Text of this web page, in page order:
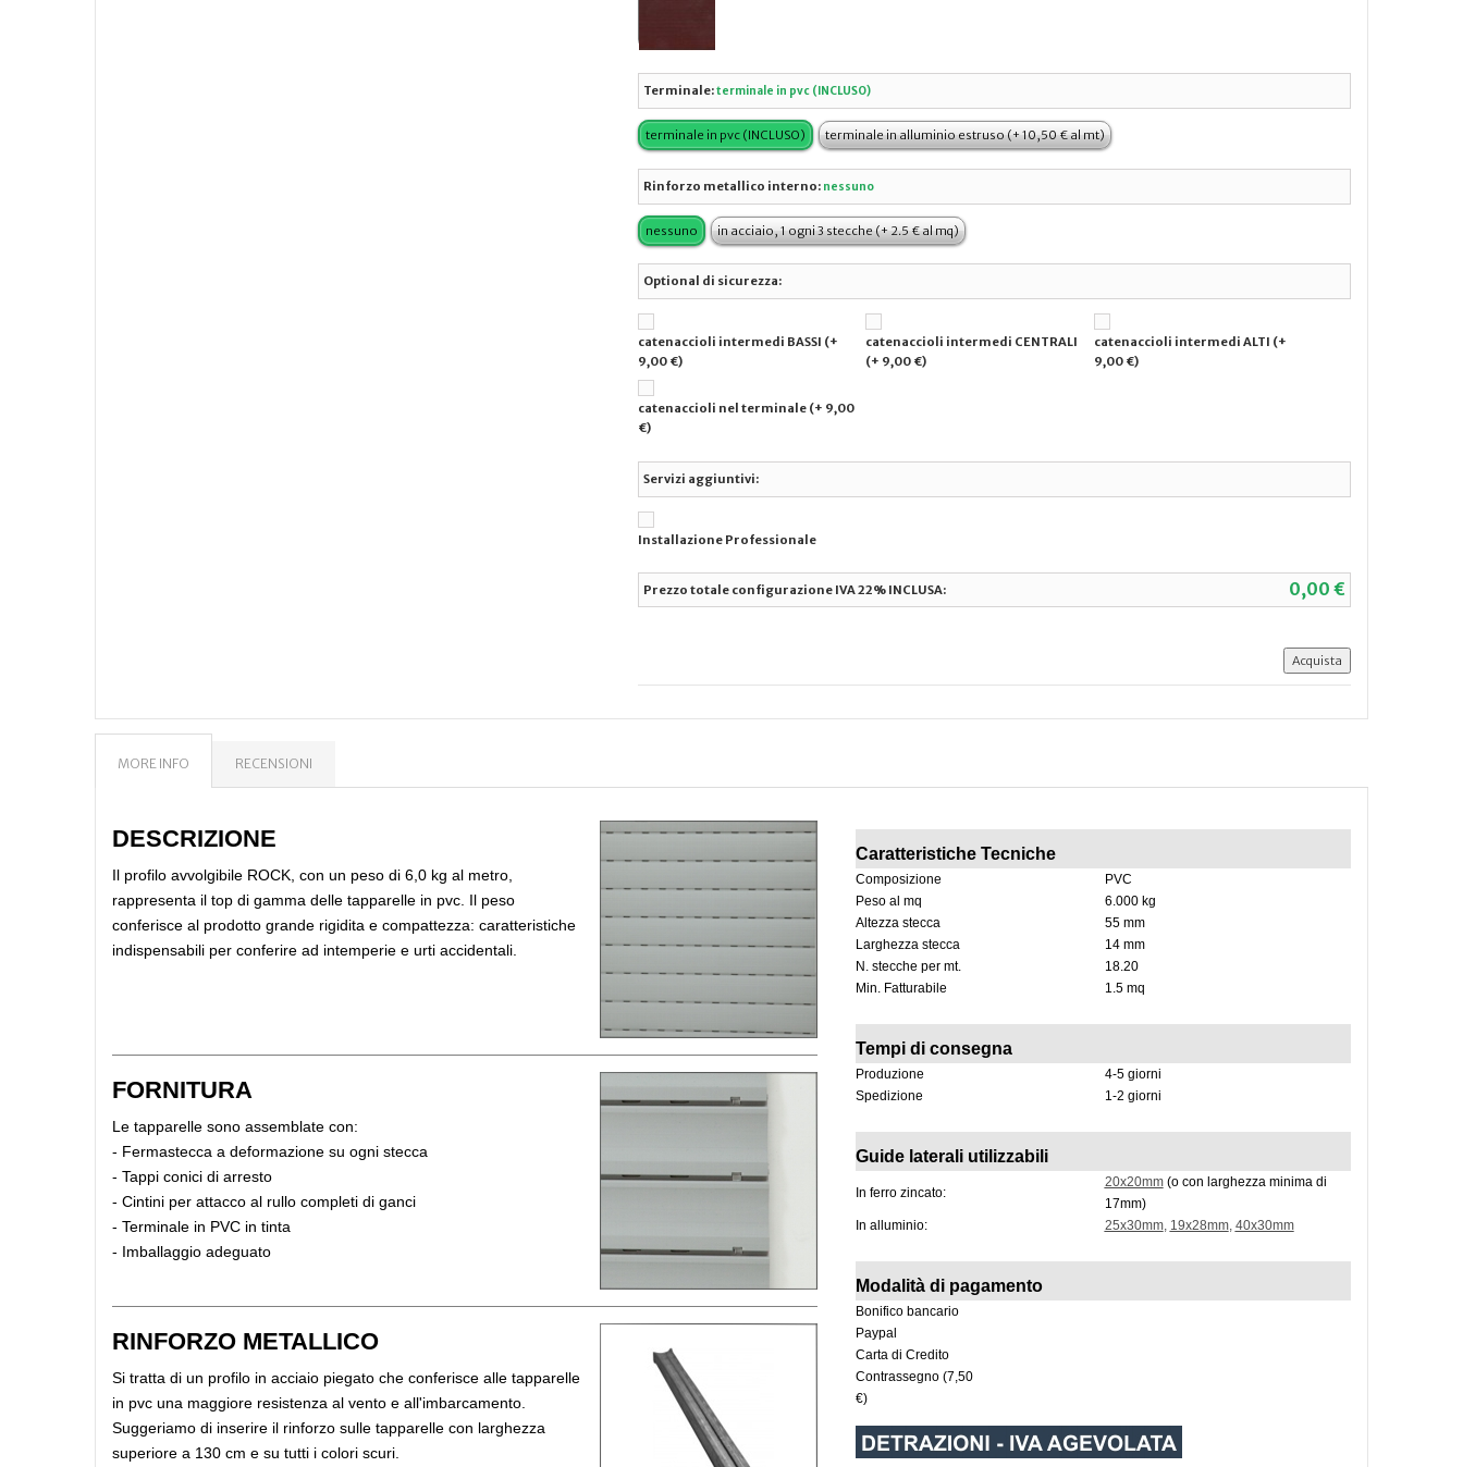
Terminale:terminale in pvc (INCLUSO)
terminale in pvc (INCLUSO) terminale in alluminio estruso (+ 10,50 € al mt)
Rinforzo metallico interno: nessuno
nessuno in acciaio, 1 ogni 3 stecche (+ 2.5 € al mq)
Optional di sicurezza:
catenaccioli intermedi BASSI (+
9,00 €)
catenaccioli intermedi CENTRALI
(+ 9,00 €)
catenaccioli intermedi ALTI (+
9,00 €)
catenaccioli nel terminale (+ 9,00
€)
Servizi aggiuntivi:
Installazione Professionale
Prezzo totale configurazione IVA 22% INCLUSA: 0,00 €
MORE INFO RECENSIONI
DESCRIZIONE
Il profilo avvolgibile ROCK, con un peso di 6,0 kg al metro,
rappresenta il top di gamma delle tapparelle in pvc. Il peso
conferisce al prodotto grande rigidita e compattezza: caratteristiche
indispensabili per conferire ad intemperie e urti accidentali.
FORNITURA
Le tapparelle sono assemblate con:
- Fermastecca a deformazione su ogni stecca
- Tappi conici di arresto
- Cintini per attacco al rullo completi di ganci
- Terminale in PVC in tinta
- Imballaggio adeguato
RINFORZO METALLICO
Si tratta di un profilo in acciaio piegato che conferisce alle tapparelle
in pvc una maggiore resistenza al vento e all'imbarcamento.
Suggeriamo di inserire il rinforzo sulle tapparelle con larghezza
superiore a 130 cm e su tutti i colori scuri.
Caratteristiche Tecniche
Composizione
PVC
Peso al mq
6.000 kg
Altezza stecca
55 mm
Larghezza stecca
14 mm
N. stecche per mt.
18.20
Min. Fatturabile
1.5 mq
Tempi di consegna
Produzione
4-5 giorni
Spedizione
1-2 giorni
Guide laterali utilizzabili
In ferro zincato:
20x20mm(o con larghezza minima di
17mm)
In alluminio:
25x30mm, 19x28mm, 40x30mm
Modalità di pagamento
Bonifico bancario
Paypal
Carta di Credito
Contrassegno (7,50
€)